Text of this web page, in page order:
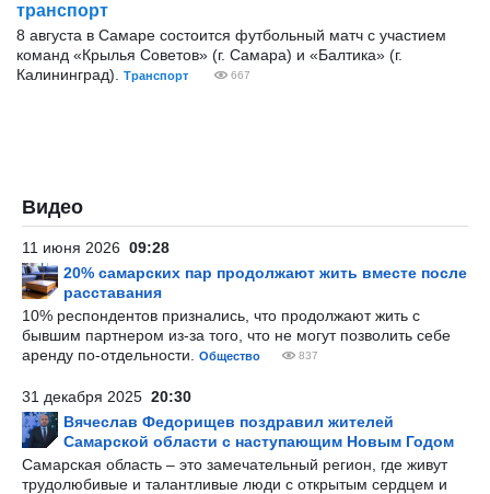
транспорт
8 августа в Самаре состоится футбольный матч с участием
команд «Крылья Советов» (г. Самара) и «Балтика» (г.
Калининград).
Транспорт 667
Видео
11 июня 2026 09:28
20% самарских пар продолжают жить вместе после
расставания
10% респондентов признались, что продолжают жить с
бывшим партнером из-за того, что не могут позволить себе
аренду по-отдельности.
Общество 837
31 декабря 2025 20:30
Вячеслав Федорищев поздравил жителей
Самарской области с наступающим Новым Годом
Самарская область – это замечательный регион, где живут
трудолюбивые и талантливые люди с открытым сердцем и